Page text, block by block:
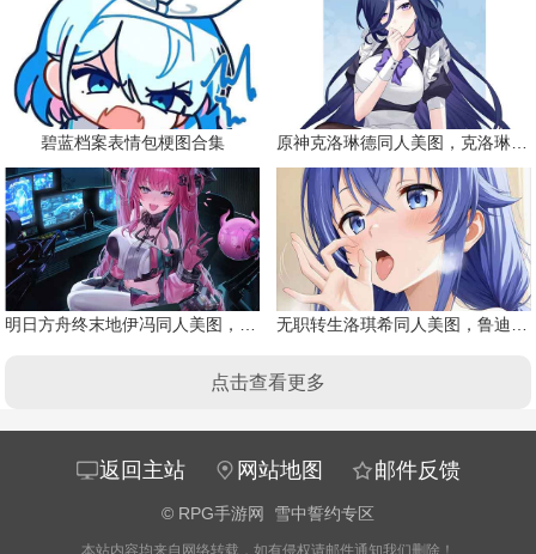
碧蓝档案表情包梗图合集 原神克洛琳德同人美图，克洛琳德战败会怎样
明日方舟终末地伊冯同人美图，粉毛恶魔伊冯 无职转生洛琪希同人美图，鲁迪的二老婆
点击查看更多
返回主站 网站地图 邮件反馈
© RPG手游网 雪中誓约专区
本站内容均来自网络转载，如有侵权请邮件通知我们删除！